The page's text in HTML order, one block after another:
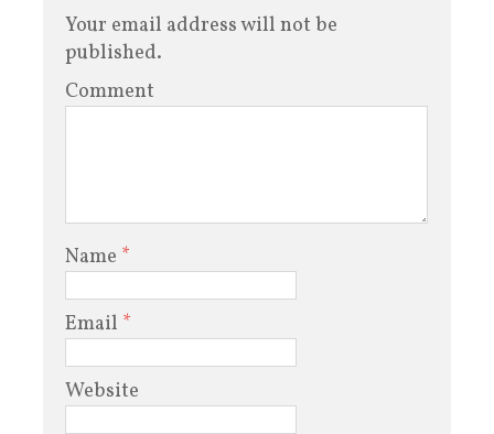
Your email address will not be
published.
Comment
Name *
Email *
Website